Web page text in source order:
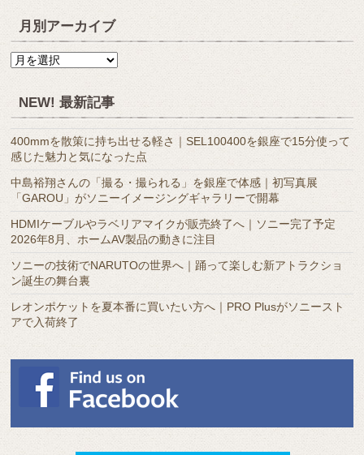
月別アーカイブ
月
ー
カ
イ
ブ
NEW! 最新記事
400mmを散策に持ち出せる軽さ｜SEL100400を銀座で15分使って
感じた魅力と気になった点
中島裕翔さんの「撮る・撮られる」を銀座で体感｜初写真展
「GAROU」がソニーイメージングギャラリーで開幕
HDMIケーブルやラベリアマイクが販売終了へ｜ソニー完了予定
2026年8月、ホームAV製品の動きに注目
ソニーの技術でNARUTOの世界へ｜踊って楽しむ新アトラクショ
ン誕生の舞台裏
レオンポケットを夏本番に買いたい方へ｜PRO Plusがソニースト
アで入荷終了